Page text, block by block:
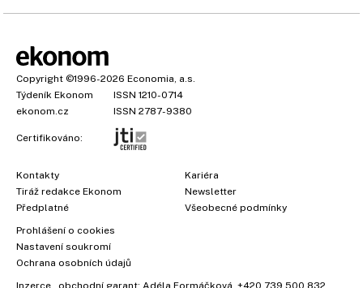
Copyright ©1996-2026 Economia, a.s.
Týdeník Ekonom
ISSN 1210-0714
ekonom.cz
ISSN 2787-9380
Certifikováno:
Kontakty
Tiráž redakce Ekonom
Předplatné
Kariéra
Newsletter
Všeobecné podmínky
Prohlášení o cookies
Nastavení soukromí
Ochrana osobních údajů
Inzerce , obchodní garant: Adéla Formáčková +420 739 500 832